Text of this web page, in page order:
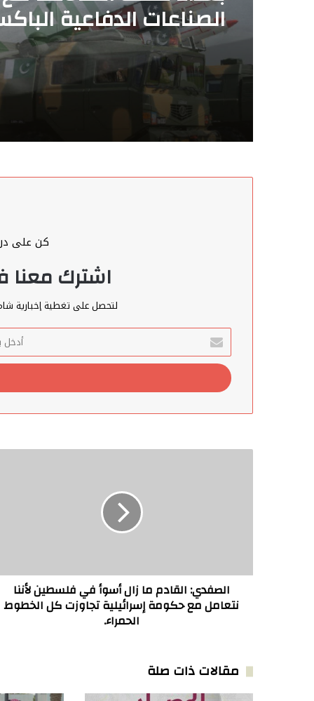
بغداد تكثف اتصالاتها
الصناعات الدفاعية
الحصاد… نشرة يومية لأبرز
الدولية من بوليتكال كيز
كن على
اشترك معنا
لتحصل على تغطية إخبارية
أدخل
بريدك
الإلكتروني
الصفدي:
نتعامل
حكومة
الخطوط
الحمراء.
الصفدي: القادم ما زال أسوأ في فلسطين لأننا
نتعامل مع حكومة إسرائيلية تجاوزت كل الخطوط
الحمراء.
مقالات ذات صلة